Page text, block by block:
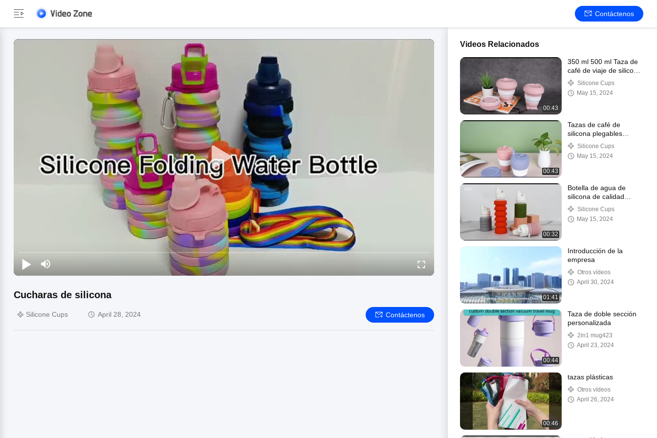
Contáctenos
Cucharas de silicona
Silicone Cups April 28, 2024 Contáctenos
Videos Relacionados
00:43
350 ml 500 ml Taza de
café de viaje de silicona
plegable OEM ODM
Silicone Cups
May 15, 2024
00:43
Tazas de café de
silicona plegables
flexibles 12 oz 16 oz
Resistencia al frío /
calor
Silicone Cups
May 15, 2024
00:32
Botella de agua de
silicona de calidad
alimentaria de tipo PP
plegable 350ml 550ml
750ml
Silicone Cups
May 15, 2024
01:41
Introducción de la
empresa
Otros vídeos
April 30, 2024
00:44
Taza de doble sección
personalizada
2in1 mug423
April 23, 2024
00:46
tazas plásticas
Otros vídeos
April 26, 2024